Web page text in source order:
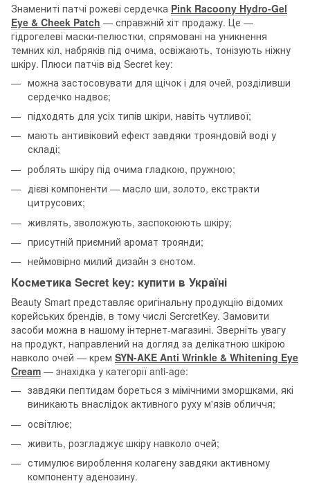
Знамениті патчі рожеві сердечка Pink Racoony Hydro-Gel
Eye & Cheek Patch — справжній хіт продажу. Це —
гідрогелеві маски-пелюстки, спрямовані на уникнення
темних кіл, набряків під очима, освіжають, тонізують ніжну
шкіру. Плюси патчів від Secret key:
можна застосовувати для щічок і для очей, розділивши
сердечко надвоє;
підходять для усіх типів шкіри, навіть чутливої;
мають антивіковий ефект завдяки трояндовій воді у
складі;
роблять шкіру під очима гладкою, пружною;
дієві компоненти — масло ши, золото, екстракти
цитрусових;
живлять, зволожують, заспокоюють шкіру;
присутній приємний аромат троянди;
неймовірно милий дизайн з єнотом.
Косметика Secret key: купити в Україні
Beauty Smart представляє оригінальну продукцію відомих
корейських брендів, в тому числі SercretKey. Замовити
засоби можна в нашому інтернет-магазині. Зверніть увагу
на продукт, направлений на догляд за делікатною шкірою
навколо очей — крем SYN-AKE Anti Wrinkle & Whitening Eye
Cream — знахідка у категорії anti-age:
завдяки пептидам бореться з мімічними зморшками, які
виникають внаслідок активного руху м'язів обличчя;
освітлює;
живить, розгладжує шкіру навколо очей;
стимулює вироблення колагену завдяки активному
компоненту аденозину.